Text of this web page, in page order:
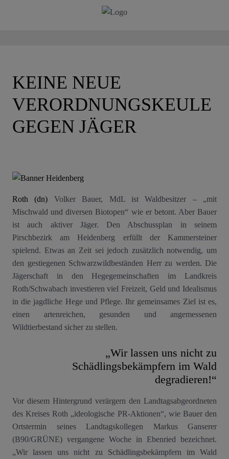
KEINE NEUE
VERORDNUNGSKEULE
GEGEN JÄGER
Roth (dn) Volker Bauer, MdL ist Waldbesitzer – „mit
Mischwald und diversen Biotopen“ wie er betont. Aber Bauer
ist auch aktiver Jäger. Den Abschussplan in seinem
Pirschbezirk am Heidenberg erfüllt der Kammersteiner
spielend. Etwas an Zeit sei jedoch zusätzlich notwendig, um
den gestiegenen Schwarzwildbeständen Herr zu werden. Die
Jägerschaft in den Hegegemeinschaften im Landkreis
Roth/Schwabach investieren viel Freizeit, Geld und Idealismus
in die jagdliche Hege und Pflege. Ihr gemeinsames Ziel ist es,
einen artenreichen, gesunden und angemessenen
Wildtierbestand sicher zu stellen.
„Wir lassen uns nicht zu
Schädlingsbekämpfern im Wald
degradieren!“
Vor diesem Hintergrund verärgern den Landtagsabgeordneten
des Kreises Roth „ideologische PR-Aktionen“, wie Bauer den
Ortstermin seines Landtagskollegen Markus Ganserer
(B90/GRÜNE) vergangene Woche in Ebenried bezeichnet.
„Wir lassen uns nicht zu Schädlingsbekämpfern im Wald